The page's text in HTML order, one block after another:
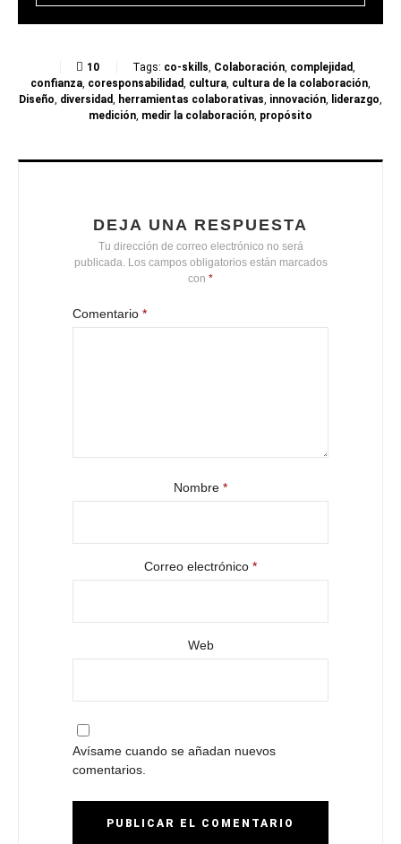
10 Tags: co-skills, Colaboración, complejidad,
confianza, coresponsabilidad, cultura, cultura de la colaboración,
Diseño, diversidad, herramientas colaborativas, innovación, liderazgo,
medición, medir la colaboración, propósito
DEJA UNA RESPUESTA
Tu dirección de correo electrónico no será
publicada. Los campos obligatorios están marcados
con *
Comentario *
Nombre *
Correo electrónico *
Web
Avísame cuando se añadan nuevos
comentarios.